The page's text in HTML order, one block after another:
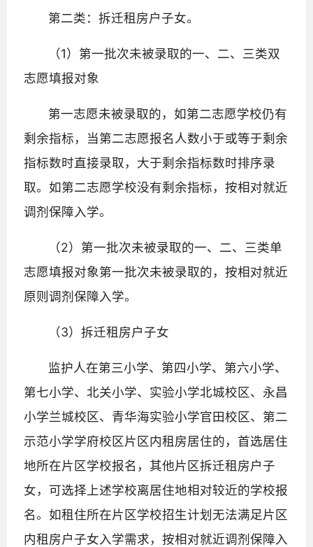
第二类：拆迁租房户子女。
（1）第一批次未被录取的一、二、三类双
志愿填报对象
第一志愿未被录取的，如第二志愿学校仍有
剩余指标，当第二志愿报名人数小于或等于剩余
指标数时直接录取，大于剩余指标数时排序录
取。如第二志愿学校没有剩余指标，按相对就近
调剂保障入学。
（2）第一批次未被录取的一、二、三类单
志愿填报对象第一批次未被录取的，按相对就近
原则调剂保障入学。
（3）拆迁租房户子女
监护人在第三小学、第四小学、第六小学、
第七小学、北关小学、实验小学北城校区、永昌
小学兰城校区、青华海实验小学官田校区、第二
示范小学学府校区片区内租房居住的，首选居住
地所在片区学校报名，其他片区拆迁租房户子
女，可选择上述学校离居住地相对较近的学校报
名。如租住所在片区学校招生计划无法满足片区
内租房户子女入学需求，按相对就近调剂保障入